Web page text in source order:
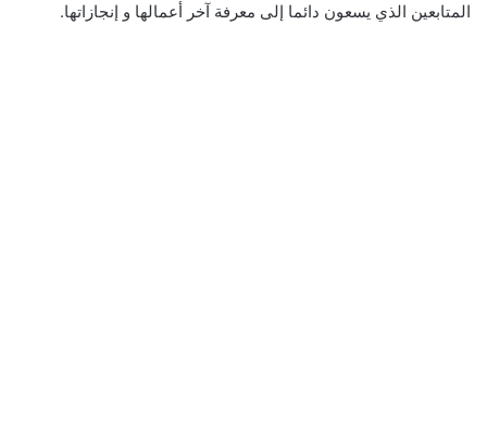
المتابعين الذي يسعون دائما إلى معرفة آخر أعمالها و إنجازاتها.